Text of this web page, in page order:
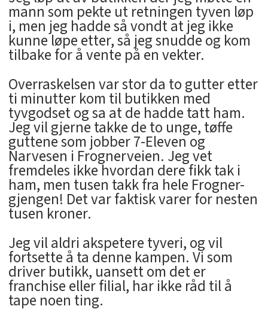
mann som pekte ut retningen tyven løp
i, men jeg hadde så vondt at jeg ikke
kunne løpe etter, så jeg snudde og kom
tilbake for å vente på en vekter.
Overraskelsen var stor da to gutter etter
ti minutter kom til butikken med
tyvgodset og sa at de hadde tatt ham.
Jeg vil gjerne takke de to unge, tøffe
guttene som jobber 7-Eleven og
Narvesen i Frognerveien. Jeg vet
fremdeles ikke hvordan dere fikk tak i
ham, men tusen takk fra hele Frogner-
gjengen! Det var faktisk varer for nesten
tusen kroner.
Jeg vil aldri akspetere tyveri, og vil
fortsette å ta denne kampen. Vi som
driver butikk, uansett om det er
franchise eller filial, har ikke råd til å
tape noen ting.